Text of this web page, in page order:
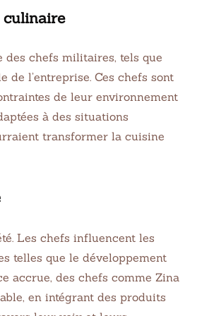
culinaire
des chefs militaires, tels que
de l’entreprise. Ces chefs sont
de leur environnement
à des situations
transformer la cuisine
Les chefs influencent les
telles que le développement
accrue, des chefs comme Zina
en intégrant des produits